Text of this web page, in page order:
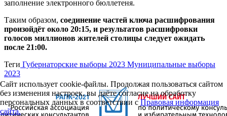
заполнение электронного бюллетеня.
Таким образом, соединение частей ключа расшифрования
произойдёт около 20:15, и результатов расшифровки
голосов миллионов жителей столицы следует ожидать
после 21:00.
Теги Губернаторские выборы 2023 Муниципальные выборы
2023
Сайт использует cookie-файлы. Продолжая пользоваться сайтом
без изменения настроек, вы даёте согласие на обработку
персональных данных в соответствии сПравовая информация
сайта.